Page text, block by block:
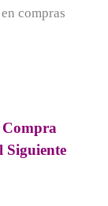
en compras